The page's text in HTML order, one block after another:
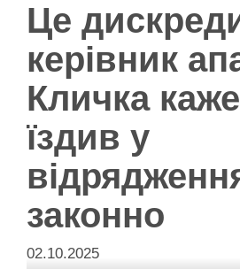
Це
керівник
Кличка
їздив у
законно
02.10.2025